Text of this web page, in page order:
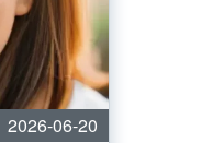
2026-06-20